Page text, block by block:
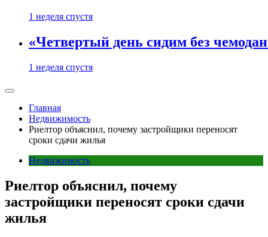
1 неделя спустя
«Четвертый день сидим без
1 неделя спустя
Главная
Недвижимость
Риелтор объяснил, почему застройщики переносят
сроки сдачи жилья
Недвижимость
Риелтор объяснил, почему
застройщики переносят сроки сдачи
жилья